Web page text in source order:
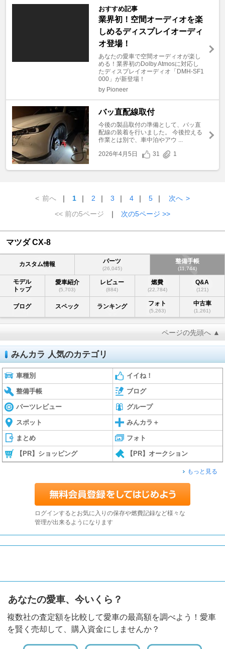
おすすめ記事
業界初！空間オーディオを楽
しめるディスプレイオーディ
オ登場！
あなたの愛車で空間オーディオが楽し
める！業界初のDolby Atmosに対応し
たディスプレイオーディオ「DMH-SF1
000」が新登場！
by Pioneer
バッ直配線取付
今後の製品取付の準備として、バッ直
配線の装着を行いました。 今後控える
作業とは別で、車中泊やアウ ...
2026年4月5日
31 1
< 前へ ｜ 1 ｜ 2 ｜ 3 ｜ 4 ｜ 5 ｜ 次へ >
<< 前の5ページ
｜ 次の5ページ >>
マツダ CX-8
カスタム情報 パーツ
(26,045)
整備手帳
(11,744)
モデル
トップ
愛車紹介
(5,703)
レビュー
(884)
燃費
(22,784)
Q&A
(121)
ブログ スペック ランキング フォト
(5,263)
中古車
(1,261)
ページの先頭へ ▲
みんカラ 人気のカテゴリ
車種別 イイね！
整備手帳 ブログ
パーツレビュー グループ
スポット みんカラ＋
まとめ フォト
【PR】ショッピング 【PR】オークション
もっと見る
ログインするとお気に入りの保存や燃費記録など様々な
管理が出来るようになります
あなたの愛車、今いくら？
複数社の査定額を比較して愛車の最高額を調べよう！愛車
を賢く売却して、購入資金にしませんか？